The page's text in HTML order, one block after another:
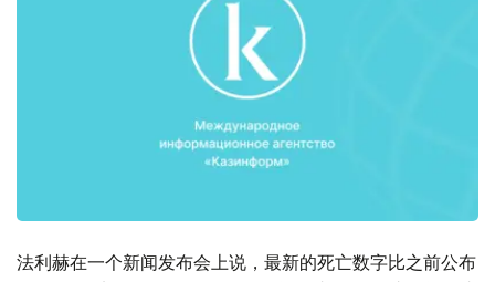
法利赫在一个新闻发布会上说，最新的死亡数字比之前公布